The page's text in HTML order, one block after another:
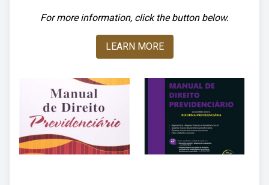
For more information, click the button below.
LEARN MORE